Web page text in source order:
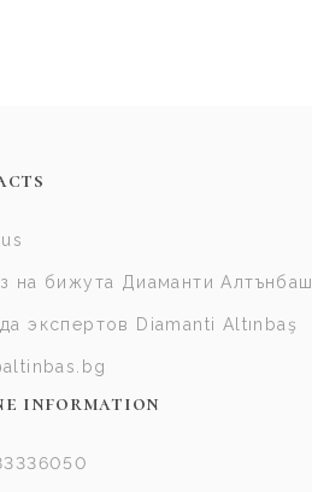
на бижута Диаманти Алтънбаш
экспертов Diamanti Altınbaş
information